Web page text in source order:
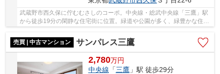
武蔵野市西久保に佇むむさしのコーポ。中央線・総武中央線「三鷹」駅
から徒歩19分の閑静な住宅街に位置。緑道や公園が多く、緑豊かな住環
売買 | 中古マンション
サンパレス三鷹
2,780万円
中央線 「三鷹」駅 徒歩29分